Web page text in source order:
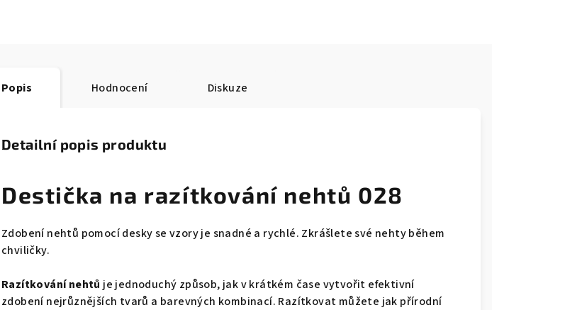
Popis Hodnocení Diskuze
Detailní popis produktu
Destička na razítkování nehtů 028
Zdobení nehtů pomocí desky se vzory je snadné a rychlé. Zkrášlete své nehty během
chviličky.
Razítkování nehtů je jednoduchý způsob, jak v krátkém čase vytvořit efektivní
zdobení nejrůznějších tvarů a barevných kombinací. Razítkovat můžete jak přírodní